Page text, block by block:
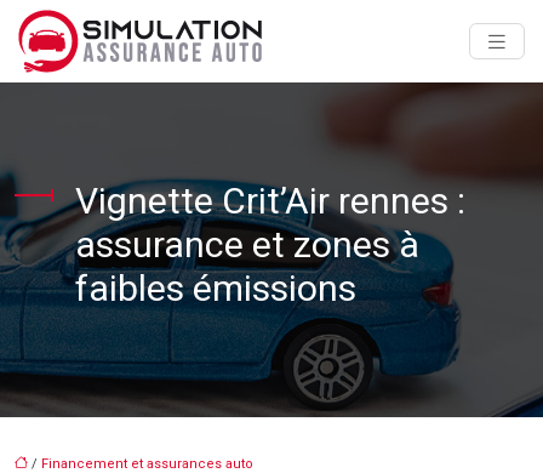
Vignette Crit’Air rennes :
assurance et zones à
faibles émissions
/ Financement et assurances auto